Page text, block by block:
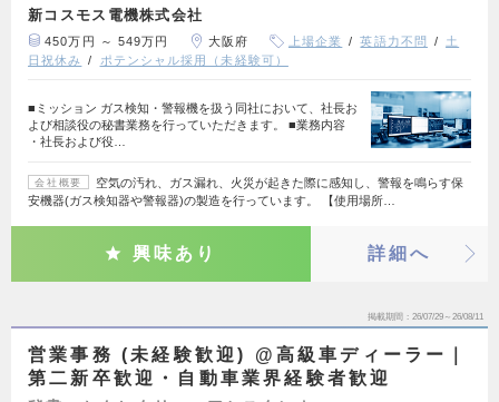
新コスモス電機株式会社
450万円 ～ 549万円 大阪府 上場企業 英語力不問
土
日祝休み
ポテンシャル採用（未経験可）
■ミッション ガス検知・警報機を扱う同社において、社長お
よび相談役の秘書業務を行っていただきます。 ■業務内容
・社長および役…
会社概要
空気の汚れ、ガス漏れ、火災が起きた際に感知し、警報を鳴らす保
安機器(ガス検知器や警報器)の製造を行っています。 【使用場所…
興味あり 詳細へ
掲載期間 26/07/29～26/08/11
営業事務 (未経験歓迎) @高級車ディーラー｜
第二新卒歓迎・自動車業界経験者歓迎